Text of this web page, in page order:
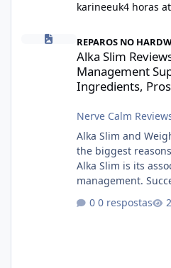
karineeuk4 horas
Alka Slim Reviews: Natural
REPAROS NO
Alka Slim
Management
Ingredients,
Nerve Calm
Alka Slim and
the biggest
Alka Slim is its
management.
management
consistency rather
0 respostas